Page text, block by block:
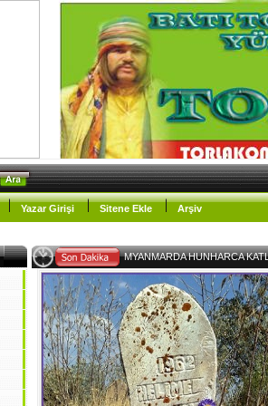
Yazar Girişi Sitene Ekle Arşiv
EY MÜS-